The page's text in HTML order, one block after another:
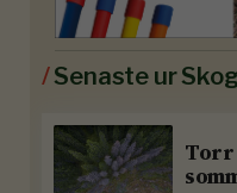
/Senaste ur
Torr